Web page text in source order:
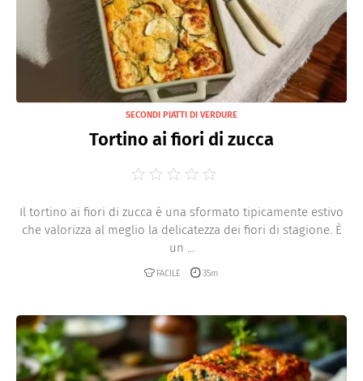
SECONDI PIATTI DI VERDURE
Tortino ai fiori di zucca
Il tortino ai fiori di zucca è una sformato tipicamente estivo
che valorizza al meglio la delicatezza dei fiori di stagione. È
un ...
FACILE 35m